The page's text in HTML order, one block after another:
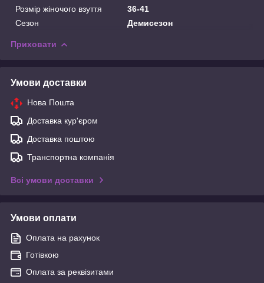
Розмір жіночого взуття
36-41
Сезон
Демисезон
Приховати
Умови доставки
Нова Пошта
Доставка кур'єром
Доставка поштою
Транспортна компанія
Всі умови доставки
Умови оплати
Оплата на рахунок
Готівкою
Оплата за реквізитами